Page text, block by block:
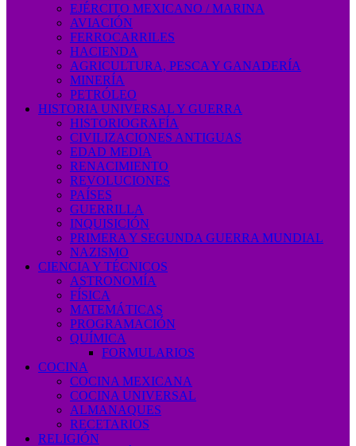
EJÉRCITO MEXICANO / MARINA
AVIACIÓN
FERROCARRILES
HACIENDA
AGRICULTURA, PESCA Y GANADERÍA
MINERÍA
PETRÓLEO
HISTORIA UNIVERSAL Y GUERRA
HISTORIOGRAFÍA
CIVILIZACIONES ANTIGUAS
EDAD MEDIA
RENACIMIENTO
REVOLUCIONES
PAÍSES
GUERRILLA
INQUISICIÓN
PRIMERA Y SEGUNDA GUERRA MUNDIAL
NAZISMO
CIENCIA Y TÉCNICOS
ASTRONOMÍA
FÍSICA
MATEMÁTICAS
PROGRAMACIÓN
QUÍMICA
FORMULARIOS
COCINA
COCINA MEXICANA
COCINA UNIVERSAL
ALMANAQUES
RECETARIOS
RELIGIÓN